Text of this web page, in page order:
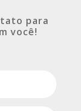
para
você!